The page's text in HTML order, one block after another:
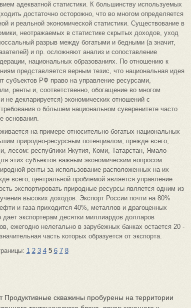
адекватной статистики. К большинству используемых
достаточно осторожно, что во многом определяется
и реальной экономической статистики. Существование в
неотражаемых в статистике скрытых доходов, уход
разрыв между богатыми и бедными (а значит,
и пр. осложняют анализ и сопоставление
национальных образованиях. По отношению к
представляется верным тезис, что национальная идея
субъектов РФ право на управление ресурсами,
ренты и, соответственно, обогащение во многом
не декларируется) экономических отношений с
о бóльшем национальном суверенитете часто
основания.
на примере относительно богатых национальных
природно-ресурсным потенциалом, прежде всего,
лесом: республики Якутия, Коми, Татарстан, Ямало-
этих субъектов важным экономическим вопросом
ренты за использование расположенных на их
всего, центральной проблемой является управление
экспортировать природные ресурсы является одним из
высоких доходов. Экспорт России почти на 80%
и газа приходится 40%, металлов и драгоценных
экспортерам десятки миллиардов долларов
ежегодно нелегально в зарубежных банках остается 20 -
часть которых образуется от экспорта.
1 2 3 4 5 6 7 8
Продуктивные скважины пробурены на территории